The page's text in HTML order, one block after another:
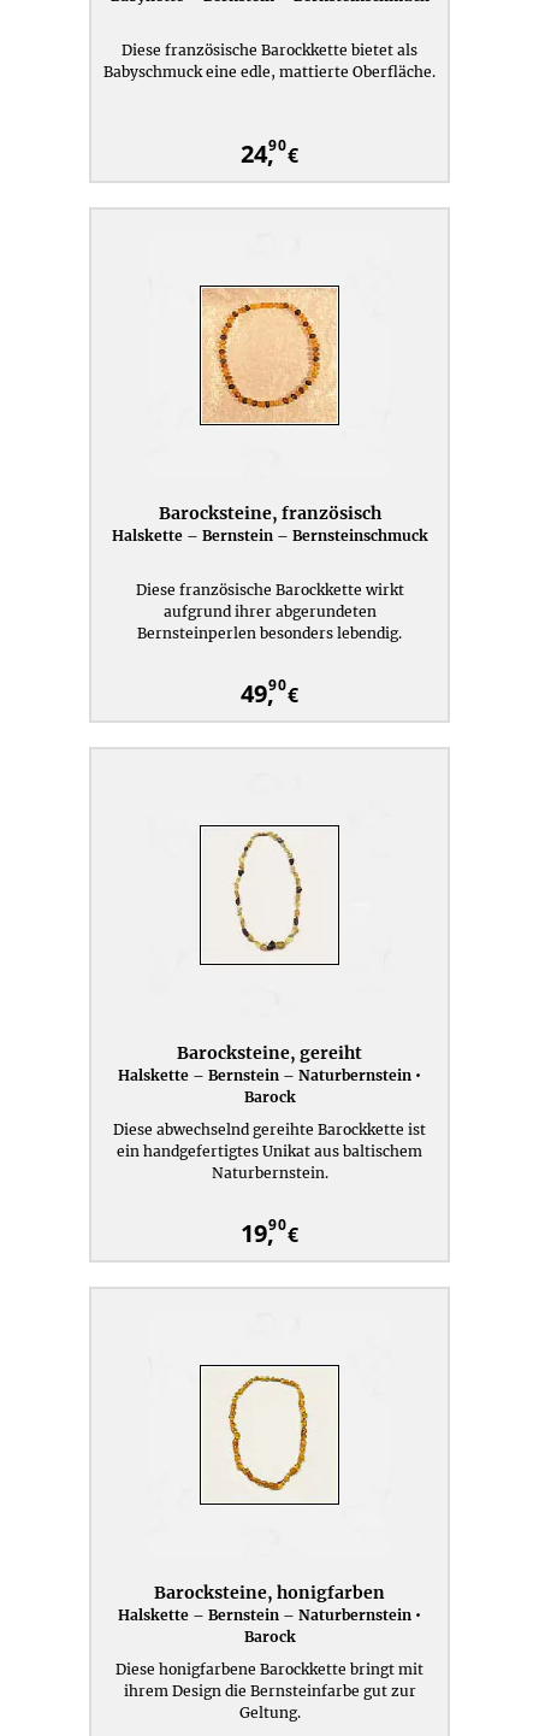
Diese französische Barockkette bietet als
Babyschmuck eine edle, mattierte Oberfläche.
24,90€
Barocksteine, französisch
Halskette – Bernstein – Bernsteinschmuck
Diese französische Barockkette wirkt
aufgrund ihrer abgerundeten
Bernsteinperlen besonders lebendig.
49,90€
Barocksteine, gereiht
Halskette – Bernstein – Naturbernstein •
Barock
Diese abwechselnd gereihte Barockkette ist
ein handgefertigtes Unikat aus baltischem
Naturbernstein.
19,90€
Barocksteine, honigfarben
Halskette – Bernstein – Naturbernstein •
Barock
Diese honigfarbene Barockkette bringt mit
ihrem Design die Bernsteinfarbe gut zur
Geltung.